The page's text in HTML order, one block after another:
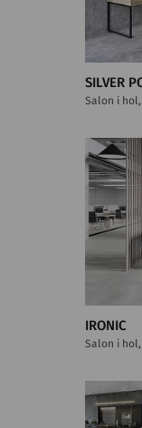
SILVER
Salon i
IRONIC
Salon i